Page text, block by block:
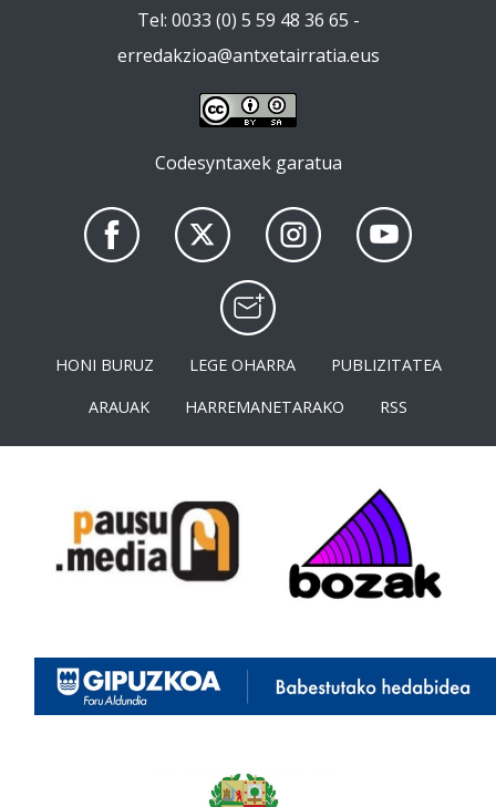
Tel: 0033 (0) 5 59 48 36 65 -
erredakzioa@antxetairratia.eus
Codesyntaxek garatua
HONI BURUZ LEGE OHARRA
PUBLIZITATEA
ARAUAK
HARREMANETARAKO RSS